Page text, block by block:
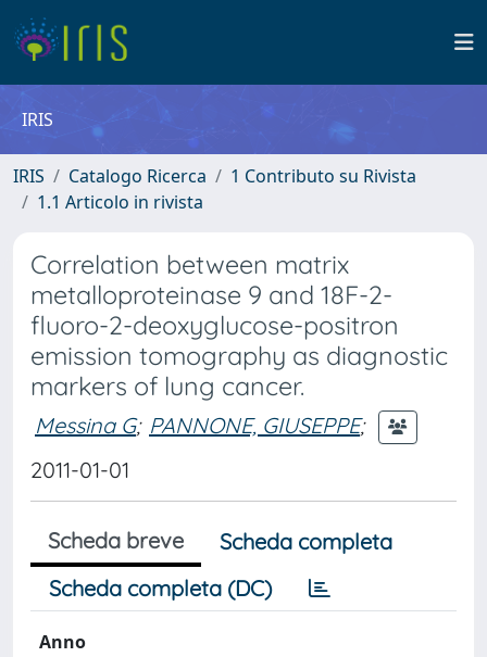
IRIS
IRIS Catalogo Ricerca
1 Contributo su Rivista
1.1 Articolo in rivista
Correlation between matrix
metalloproteinase 9 and 18F-2-
fluoro-2-deoxyglucose-positron
emission tomography as diagnostic
markers of lung cancer.
Messina G; PANNONE, GIUSEPPE;
2011-01-01
Scheda breve
Scheda completa
Scheda completa (DC)
Anno